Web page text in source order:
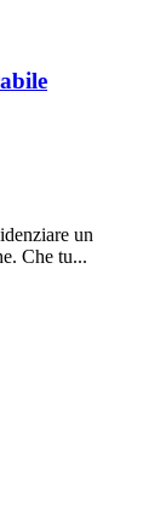
un
Che tu...